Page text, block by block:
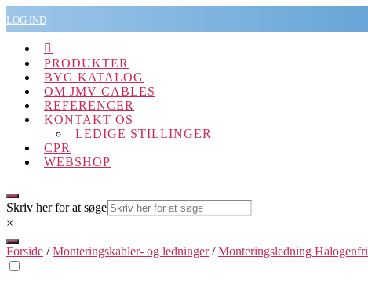
til
indholdet
LOG IND

PRODUKTER
BYG KATALOG
OM JMV CABLES
REFERENCER
KONTAKT OS
LEDIGE STILLINGER
CPR
WEBSHOP
Skriv her for at søge
×
Forside /Monteringskabler- og ledninger/Monteringsledning Halogenfri